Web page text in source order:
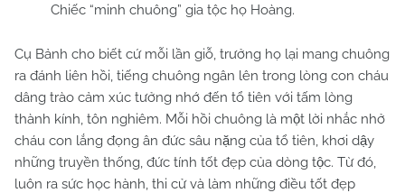
Chiếc “minh chuông” gia tộc họ Hoàng.
Cụ Bảnh cho biết cứ mỗi lần giỗ, trưởng họ lại mang chuông
ra đánh liên hồi, tiếng chuông ngân lên trong lòng con cháu
dâng trào cảm xúc tưởng nhớ đến tổ tiên với tấm lòng
thành kính, tôn nghiêm. Mỗi hồi chuông là một lời nhắc nhở
cháu con lắng đọng ân đức sâu nặng của tổ tiên, khơi dậy
những truyền thống, đức tính tốt đẹp của dòng tộc. Từ đó,
luôn ra sức học hành, thi cử và làm những điều tốt đẹp